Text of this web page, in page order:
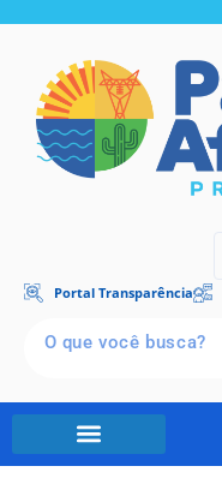
Portal Transparência